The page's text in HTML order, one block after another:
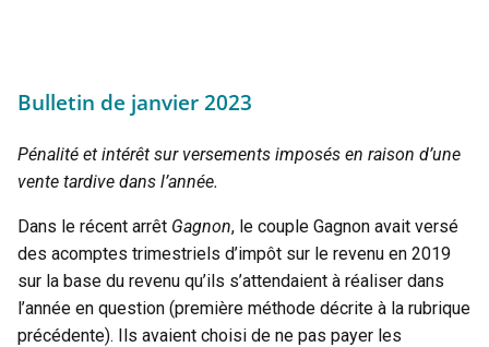
Bulletin de janvier 2023
Pénalité et intérêt sur versements imposés en raison d’une
vente tardive dans l’année.
Dans le récent arrêt Gagnon, le couple Gagnon avait versé
des acomptes trimestriels d’impôt sur le revenu en 2019
sur la base du revenu qu’ils s’attendaient à réaliser dans
l’année en question (première méthode décrite à la rubrique
précédente). Ils avaient choisi de ne pas payer les